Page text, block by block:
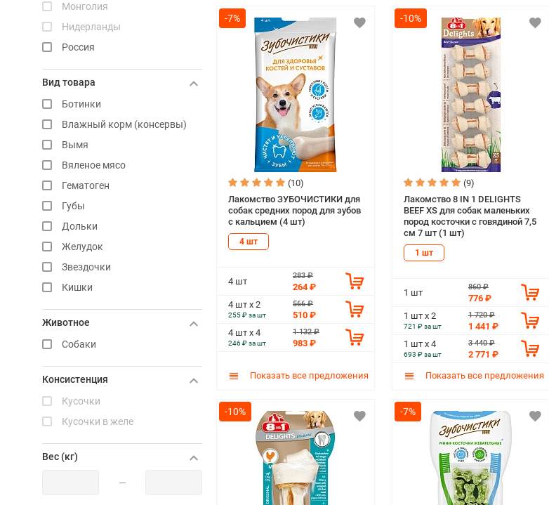
Монголия
Нидерланды
Россия
Вид товара
Ботинки
Влажный корм (консервы)
Вымя
Вяленое мясо
Гематоген
Губы
Дольки
Желудок
Звездочки
Кишки
Колбаска
Колечки
Кольцо
Корень бычий
Косточка
Крекер
Кубик
Животное
Собаки
Консистенция
Кусочки
Кусочки в желе
Вес (кг)
—
-7%
(10)
Лакомство ЗУБОЧИСТИКИ для
собак средних пород для зубов
с кальцием (4 шт)
4 шт
4 шт
283 ₽
264 ₽
4 шт х 2
255 ₽ за шт
566 ₽
510 ₽
4 шт х 4
246 ₽ за шт
1 132 ₽
983 ₽
Показать все предложения
-10%
(9)
Лакомство 8 IN 1 DELIGHTS
BEEF XS для собак маленьких
пород косточки с говядиной 7,5
см 7 шт (1 шт)
1 шт
1 шт
860 ₽
776 ₽
1 шт х 2
721 ₽ за шт
1 720 ₽
1 441 ₽
1 шт х 4
693 ₽ за шт
3 440 ₽
2 771 ₽
Показать все предложения
-10% -7%